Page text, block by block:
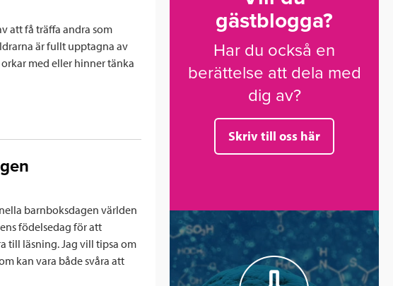
att få träffa andra som
är fullt upptagna av
med eller hinner tänka
barnboksdagen världen
födelsedag för att
till läsning. Jag vill tipsa om
kan vara både svåra att
gästblogga?
Har du också en
berättelse att dela med
dig av?
Skriv till oss här